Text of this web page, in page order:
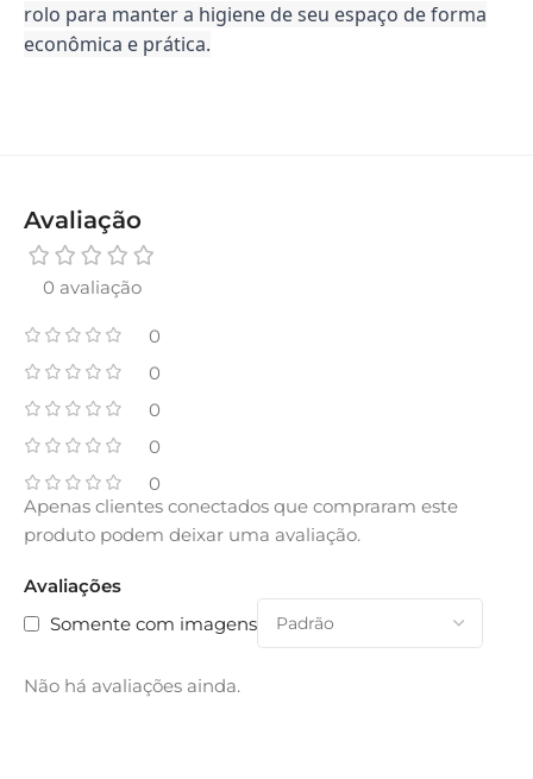
rolo para manter a higiene de seu espaço de forma
econômica e prática.
Avaliação
0 avaliação
0
0
0
0
0
Avaliações
Somente com imagens
Não há avaliações ainda.
Apenas clientes conectados que compraram este
produto podem deixar uma avaliação.